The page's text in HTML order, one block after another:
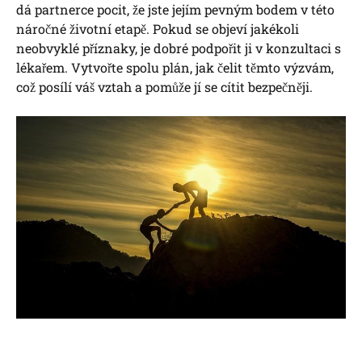
dá partnerce pocit, že jste jejím pevným bodem v této
náročné životní etapě. Pokud se objeví jakékoli
neobvyklé příznaky, je dobré podpořit ji v konzultaci s
lékařem. Vytvořte spolu plán, jak čelit těmto výzvám,
což posílí váš vztah a pomůže jí se cítit bezpečněji.